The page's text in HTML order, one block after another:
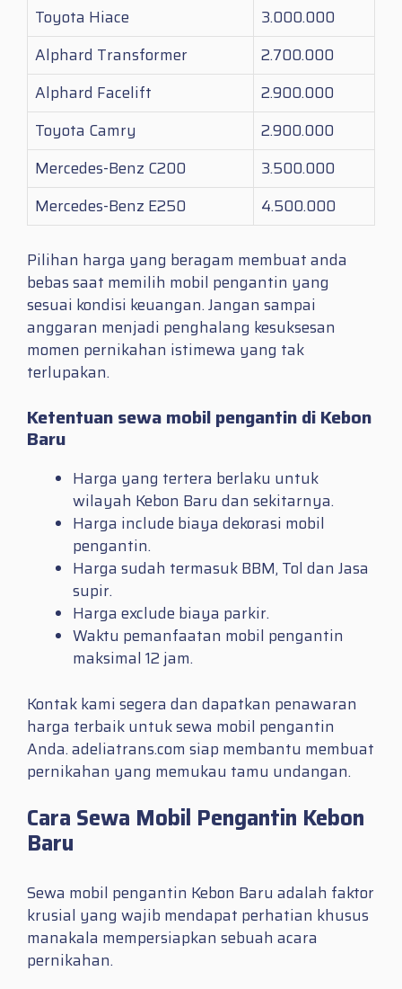
Toyota Hiace
3.000.000
Alphard Transformer
2.700.000
Alphard Facelift
2.900.000
Toyota Camry
2.900.000
Mercedes-Benz C200
3.500.000
Mercedes-Benz E250
4.500.000
Pilihan harga yang beragam membuat anda
bebas saat memilih mobil pengantin yang
sesuai kondisi keuangan. Jangan sampai
anggaran menjadi penghalang kesuksesan
momen pernikahan istimewa yang tak
terlupakan.
Ketentuan sewa mobil pengantin di Kebon
Baru
Harga yang tertera berlaku untuk
wilayah Kebon Baru dan sekitarnya.
Harga include biaya dekorasi mobil
pengantin.
Harga sudah termasuk BBM, Tol dan Jasa
supir.
Harga exclude biaya parkir.
Waktu pemanfaatan mobil pengantin
maksimal 12 jam.
Kontak kami segera dan dapatkan penawaran
harga terbaik untuk sewa mobil pengantin
Anda. adeliatrans.com siap membantu membuat
pernikahan yang memukau tamu undangan.
Cara Sewa Mobil Pengantin Kebon
Baru
Sewa mobil pengantin Kebon Baru adalah faktor
krusial yang wajib mendapat perhatian khusus
manakala mempersiapkan sebuah acara
pernikahan.